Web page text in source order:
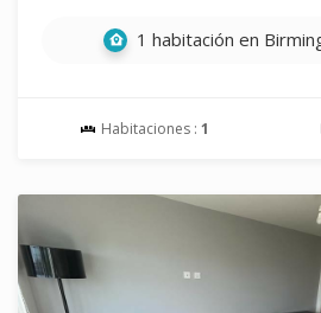
1 habitación en
Habitaciones : 1